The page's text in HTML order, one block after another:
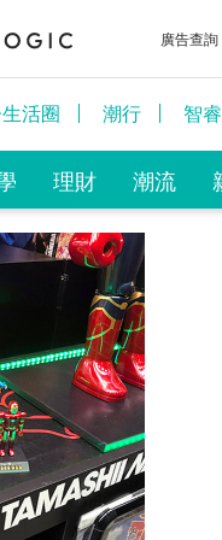
廣告查詢
活圈 潮行 智
理財 潮流